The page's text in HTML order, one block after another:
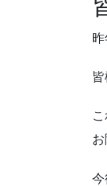
お
今